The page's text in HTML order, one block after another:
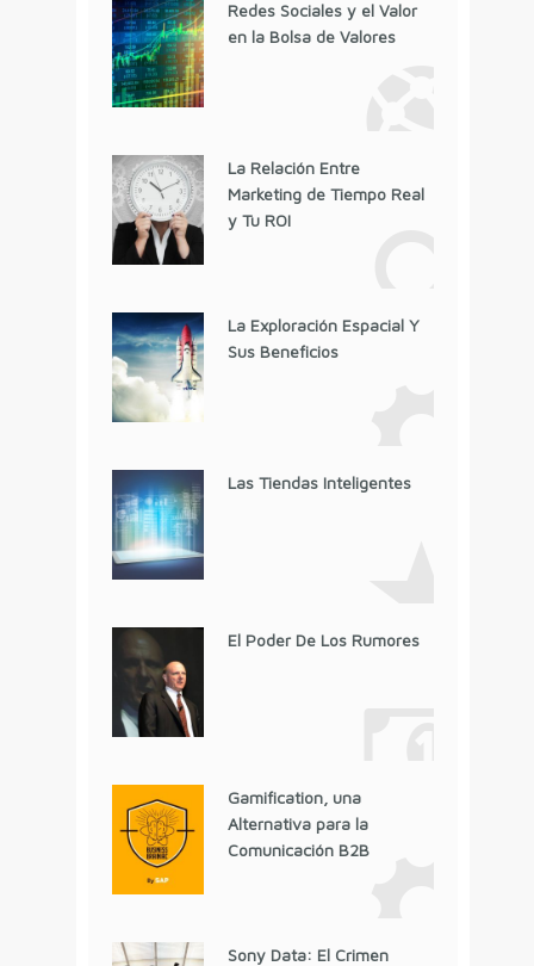
Redes Sociales y el Valor
en la Bolsa de Valores
La Relación Entre
Marketing de Tiempo Real
y Tu ROI
La Exploración Espacial Y
Sus Beneficios
Las Tiendas Inteligentes
El Poder De Los Rumores
Gamification, una
Alternativa para la
Comunicación B2B
Sony Data: El Crimen